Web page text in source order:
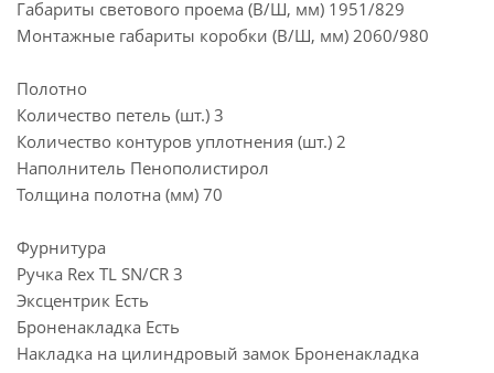
Габариты светового проема (В/Ш, мм) 1951/829
Монтажные габариты коробки (В/Ш, мм) 2060/980
Полотно
Количество петель (шт.) 3
Количество контуров уплотнения (шт.) 2
Наполнитель Пенополистирол
Толщина полотна (мм) 70
Фурнитура
Ручка Rex TL SN/CR 3
Эксцентрик Есть
Броненакладка Есть
Накладка на цилиндровый замок Броненакладка